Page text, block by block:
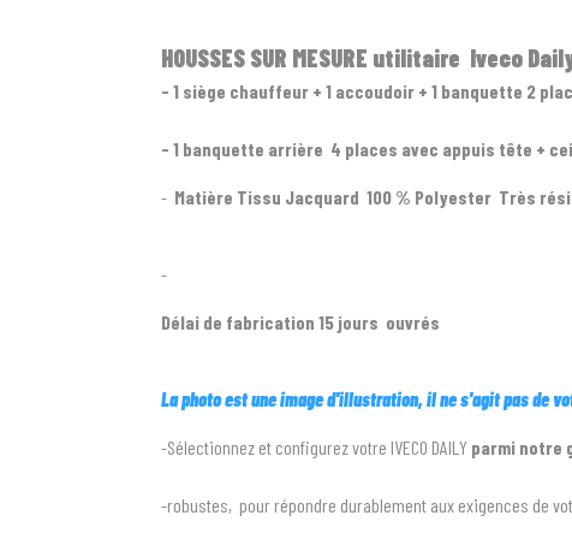
HOUSSES SUR MESURE utilitaire Iveco
- 1 siège chauffeur + 1 accoudoir + 1 banquette 2
- 1 banquette arrière 4 places avec appuis tête +
- Matière Tissu Jacquard 100 % Polyester Très
-
Délai de fabrication 15 jours ouvrés
La photo est une image d'illustration, il ne s'agit pas de
-Sélectionnez et configurez votre IVECO DAILY parmi notre
-robustes, pour répondre durablement aux exigences de